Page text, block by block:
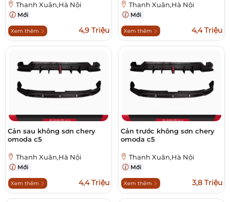
Thanh Xuân,Hà Nội
Mới
Xem thêm 4,9 Triệu
Thanh Xuân,Hà Nội
Mới
Xem thêm 4,4 Triệu
Cản sau không sơn chery
omoda c5
Thanh Xuân,Hà Nội
Mới
Xem thêm 4,4 Triệu
Cản trước không sơn chery
omoda c5
Thanh Xuân,Hà Nội
Mới
Xem thêm 3,8 Triệu